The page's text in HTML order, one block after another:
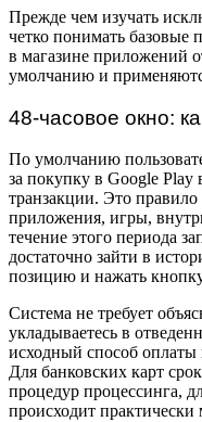
Прежде чем изучать
четко понимать базовые
в магазине приложений
умолчанию и
48-часовое окно:
По умолчанию
за покупку в Google Play
транзакции. Это правило
приложения, игры,
течение этого периода
достаточно зайти в
позицию и нажать
Система не требует
укладываетесь в
исходный способ оплаты
Для банковских карт
процедур процессинга,
происходит практически